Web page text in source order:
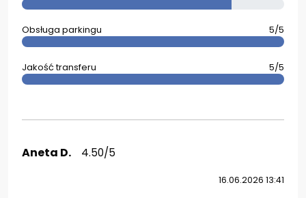
Obsługa parkingu 5/5
Jakość transferu 5/5
Aneta D. 4.50/5
16.06.2026 13:41